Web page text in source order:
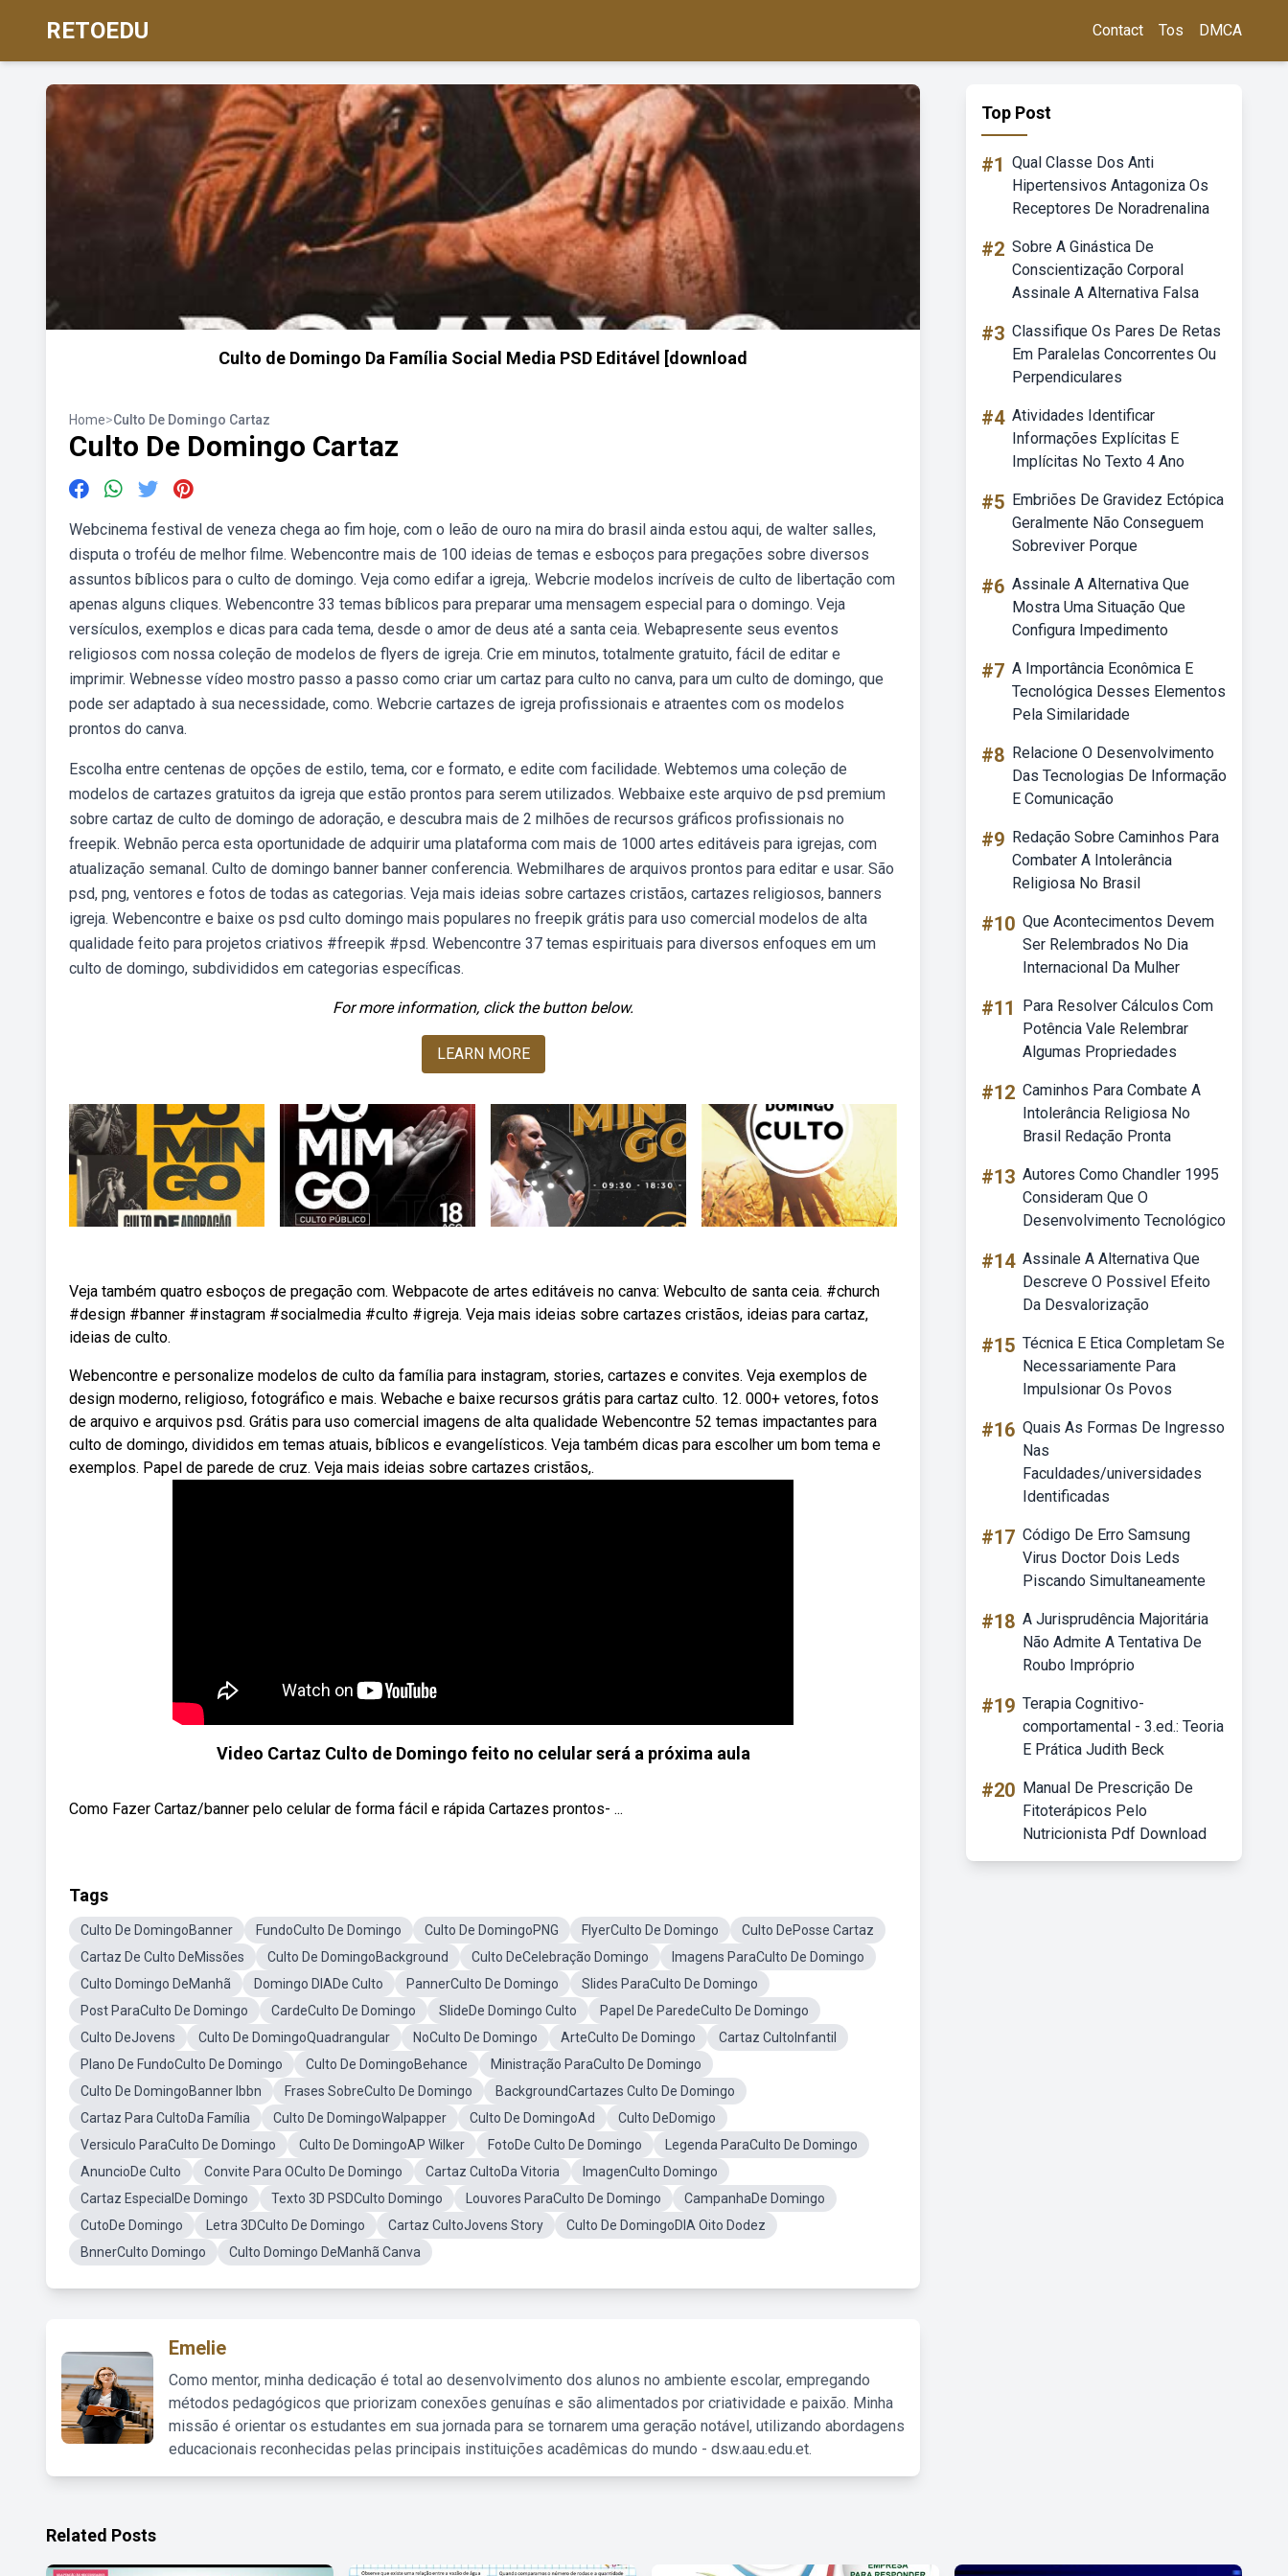
RETOEDU Contact Tos DMCA
Culto de Domingo Da Família Social Media PSD Editável [download
Home>Culto De Domingo Cartaz
Culto De Domingo Cartaz
Webcinema festival de veneza chega ao fim hoje, com o leão de ouro na mira do brasil ainda estou aqui, de walter salles,
disputa o troféu de melhor filme. Webencontre mais de 100 ideias de temas e esboços para pregações sobre diversos
assuntos bíblicos para o culto de domingo. Veja como edifar a igreja,. Webcrie modelos incríveis de culto de libertação com
apenas alguns cliques. Webencontre 33 temas bíblicos para preparar uma mensagem especial para o domingo. Veja
versículos, exemplos e dicas para cada tema, desde o amor de deus até a santa ceia. Webapresente seus eventos
religiosos com nossa coleção de modelos de flyers de igreja. Crie em minutos, totalmente gratuito, fácil de editar e
imprimir. Webnesse vídeo mostro passo a passo como criar um cartaz para culto no canva, para um culto de domingo, que
pode ser adaptado à sua necessidade, como. Webcrie cartazes de igreja profissionais e atraentes com os modelos
prontos do canva.
Escolha entre centenas de opções de estilo, tema, cor e formato, e edite com facilidade. Webtemos uma coleção de
modelos de cartazes gratuitos da igreja que estão prontos para serem utilizados. Webbaixe este arquivo de psd premium
sobre cartaz de culto de domingo de adoração, e descubra mais de 2 milhões de recursos gráficos profissionais no
freepik. Webnão perca esta oportunidade de adquirir uma plataforma com mais de 1000 artes editáveis para igrejas, com
atualização semanal. Culto de domingo banner banner conferencia. Webmilhares de arquivos prontos para editar e usar. São
psd, png, ventores e fotos de todas as categorias. Veja mais ideias sobre cartazes cristãos, cartazes religiosos, banners
igreja. Webencontre e baixe os psd culto domingo mais populares no freepik grátis para uso comercial modelos de alta
qualidade feito para projetos criativos #freepik #psd. Webencontre 37 temas espirituais para diversos enfoques em um
culto de domingo, subdivididos em categorias específicas.
For more information, click the button below.
LEARN MORE
Veja também quatro esboços de pregação com. Webpacote de artes editáveis no canva: Webculto de santa ceia. #church
#design #banner #instagram #socialmedia #culto #igreja. Veja mais ideias sobre cartazes cristãos, ideias para cartaz,
ideias de culto.
Webencontre e personalize modelos de culto da família para instagram, stories, cartazes e convites. Veja exemplos de
design moderno, religioso, fotográfico e mais. Webache e baixe recursos grátis para cartaz culto. 12. 000+ vetores, fotos
de arquivo e arquivos psd. Grátis para uso comercial imagens de alta qualidade Webencontre 52 temas impactantes para
culto de domingo, divididos em temas atuais, bíblicos e evangelísticos. Veja também dicas para escolher um bom tema e
exemplos. Papel de parede de cruz. Veja mais ideias sobre cartazes cristãos,.
Video Cartaz Culto de Domingo feito no celular será a próxima aula
Como Fazer Cartaz/banner pelo celular de forma fácil e rápida Cartazes prontos- ...
Tags
Culto De DomingoBanner FundoCulto De Domingo Culto De DomingoPNG FlyerCulto De Domingo
Culto DePosse Cartaz
Cartaz De Culto DeMissões
Culto De DomingoBackground Culto DeCelebração Domingo
Imagens ParaCulto De Domingo
Culto Domingo DeManhã
Domingo DIADe Culto PannerCulto De Domingo
Slides ParaCulto De Domingo
Post ParaCulto De Domingo
CardeCulto De Domingo SlideDe Domingo Culto
Papel De ParedeCulto De Domingo
Culto DeJovens
Culto De DomingoQuadrangular NoCulto De Domingo ArteCulto De Domingo
Cartaz CultoInfantil
Plano De FundoCulto De Domingo
Culto De DomingoBehance
Ministração ParaCulto De Domingo
Culto De DomingoBanner Ibbn
Frases SobreCulto De Domingo
BackgroundCartazes Culto De Domingo
Cartaz Para CultoDa Família
Culto De DomingoWalpapper Culto De DomingoAd
Culto DeDomigo
Versiculo ParaCulto De Domingo
Culto De DomingoAP Wilker FotoDe Culto De Domingo
Legenda ParaCulto De Domingo
AnuncioDe Culto
Convite Para OCulto De Domingo Cartaz CultoDa Vitoria
ImagenCulto Domingo
Cartaz EspecialDe Domingo
Texto 3D PSDCulto Domingo Louvores ParaCulto De Domingo
CampanhaDe Domingo
CutoDe Domingo
Letra 3DCulto De Domingo Cartaz CultoJovens Story
Culto De DomingoDIA Oito Dodez
BnnerCulto Domingo
Culto Domingo DeManhã Canva
Emelie
Como mentor, minha dedicação é total ao desenvolvimento dos alunos no ambiente escolar, empregando
métodos pedagógicos que priorizam conexões genuínas e são alimentados por criatividade e paixão. Minha
missão é orientar os estudantes em sua jornada para se tornarem uma geração notável, utilizando abordagens
educacionais reconhecidas pelas principais instituições acadêmicas do mundo - dsw.aau.edu.et.
Top Post
#1 Qual Classe Dos Anti
Hipertensivos Antagoniza Os
Receptores De Noradrenalina
#2 Sobre A Ginástica De
Conscientização Corporal
Assinale A Alternativa Falsa
#3 Classifique Os Pares De Retas
Em Paralelas Concorrentes Ou
Perpendiculares
#4 Atividades Identificar
Informações Explícitas E
Implícitas No Texto 4 Ano
#5 Embriões De Gravidez Ectópica
Geralmente Não Conseguem
Sobreviver Porque
#6 Assinale A Alternativa Que
Mostra Uma Situação Que
Configura Impedimento
#7 A Importância Econômica E
Tecnológica Desses Elementos
Pela Similaridade
#8 Relacione O Desenvolvimento
Das Tecnologias De Informação
E Comunicação
#9 Redação Sobre Caminhos Para
Combater A Intolerância
Religiosa No Brasil
#10 Que Acontecimentos Devem
Ser Relembrados No Dia
Internacional Da Mulher
#11
Para Resolver Cálculos Com
Potência Vale Relembrar
Algumas Propriedades
#12 Caminhos Para Combate A
Intolerância Religiosa No
Brasil Redação Pronta
#13 Autores Como Chandler 1995
Consideram Que O
Desenvolvimento Tecnológico
#14 Assinale A Alternativa Que
Descreve O Possivel Efeito
Da Desvalorização
#15 Técnica E Etica Completam Se
Necessariamente Para
Impulsionar Os Povos
#16 Quais As Formas De Ingresso
Nas
Faculdades/universidades
Identificadas
#17 Código De Erro Samsung
Virus Doctor Dois Leds
Piscando Simultaneamente
#18 A Jurisprudência Majoritária
Não Admite A Tentativa De
Roubo Impróprio
#19 Terapia Cognitivo-
comportamental - 3.ed.: Teoria
E Prática Judith Beck
#20 Manual De Prescrição De
Fitoterápicos Pelo
Nutricionista Pdf Download
Related Posts